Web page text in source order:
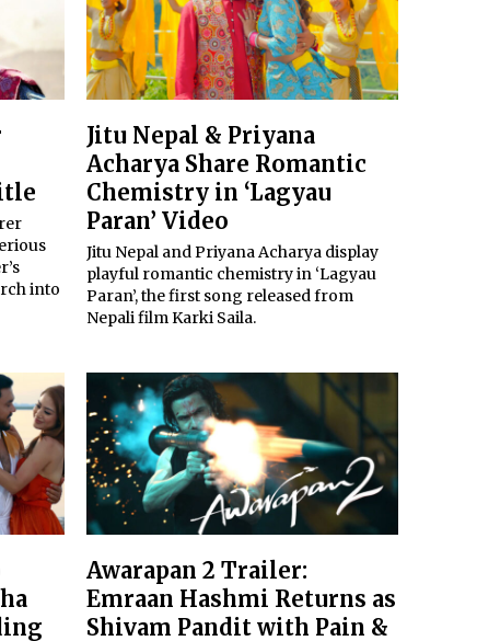
into
Jitu Nepal & Priyana
Acharya Share Romantic
Chemistry in ‘Lagyau
Paran’ Video
Jitu Nepal and Priyana Acharya display
playful romantic chemistry in ‘Lagyau
Paran’, the first song released from
Nepali film Karki Saila.
Awarapan 2 Trailer:
Emraan Hashmi Returns as
Shivam Pandit with Pain &